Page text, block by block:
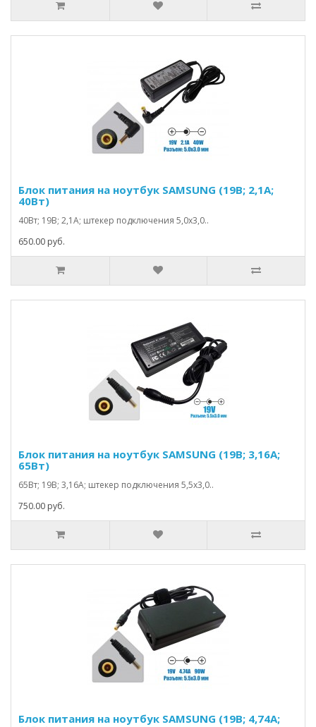
Блок питания на ноутбук SAMSUNG (19В; 2,1А;
40Вт)
40Вт; 19В; 2,1А; штекер подключения 5,0х3,0..
650.00 руб.
Блок питания на ноутбук SAMSUNG (19В; 3,16А;
65Вт)
65Вт; 19В; 3,16А; штекер подключения 5,5х3,0..
750.00 руб.
Блок питания на ноутбук SAMSUNG (19В; 4,74А;